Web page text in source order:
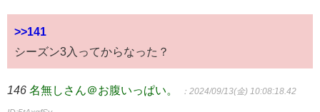
>>141
シーズン3入ってからなった？
146 名無しさん＠お腹いっぱい。 ：2024/09/13(金) 10:08:18.42